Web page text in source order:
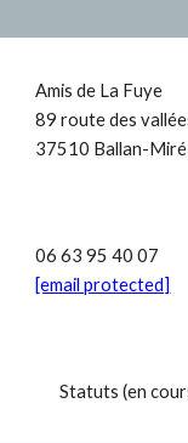
Amis de La Fuye
89 route des
37510 Ballan-Miré
06 63 95 40 07
[email protected]
Statuts (en